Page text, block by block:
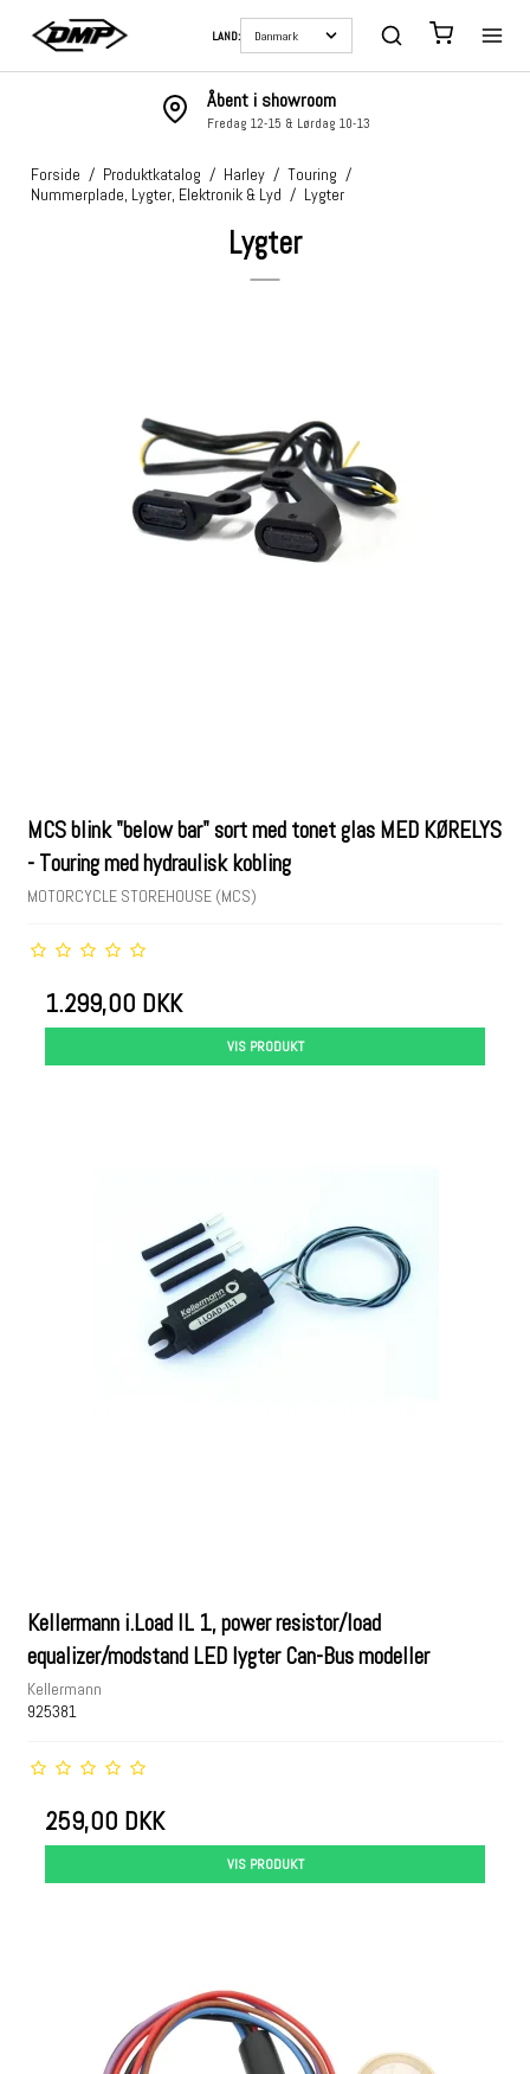
LAND:
Åbent i showroom
Fredag 12-15 & Lørdag 10-13
Forside / Produktkatalog / Harley / Touring /
Nummerplade, Lygter, Elektronik & Lyd / Lygter
Lygter
MCS blink "below bar" sort med tonet glas MED KØRELYS
- Touring med hydraulisk kobling
MOTORCYCLE STOREHOUSE (MCS)
1.299,00 DKK
VIS PRODUKT
Kellermann i.Load IL 1, power resistor/load
equalizer/modstand LED lygter Can-Bus modeller
Kellermann
925381
259,00 DKK
VIS PRODUKT